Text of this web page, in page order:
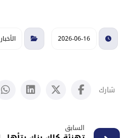
2026-06-16 الأخبار
السابق